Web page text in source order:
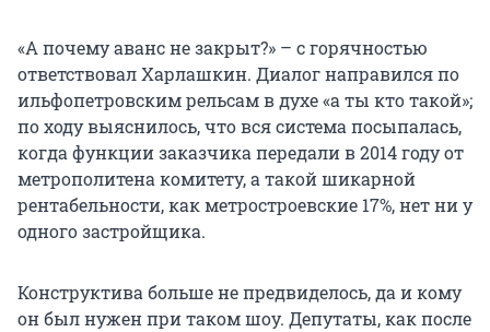
«А почему аванс не закрыт?» – с горячностью
ответствовал Харлашкин. Диалог направился по
ильфопетровским рельсам в духе «а ты кто такой»;
по ходу выяснилось, что вся система посыпалась,
когда функции заказчика передали в 2014 году от
метрополитена комитету, а такой шикарной
рентабельности, как метростроевские 17%, нет ни у
одного застройщика.
Конструктива больше не предвиделось, да и кому
он был нужен при таком шоу. Депутаты, как после